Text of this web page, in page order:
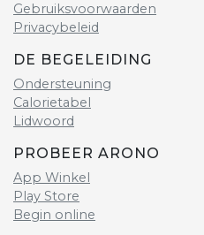
Gebruiksvoorwaarden
Privacybeleid
DE BEGELEIDING
Ondersteuning
Calorietabel
Lidwoord
PROBEER ARONO
App Winkel
Play Store
Begin online